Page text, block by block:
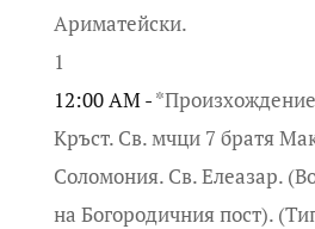
Ариматейски.
1
12:00 AM -
Кръст. Св. мчци 7 братя
Соломония. Св. Елеазар.
на Богородичния пост).